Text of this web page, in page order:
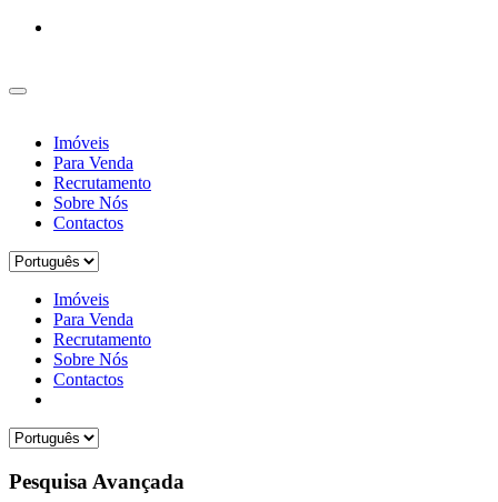
Imóveis
Para Venda
Recrutamento
Sobre Nós
Contactos
Imóveis
Para Venda
Recrutamento
Sobre Nós
Contactos
Pesquisa Avançada